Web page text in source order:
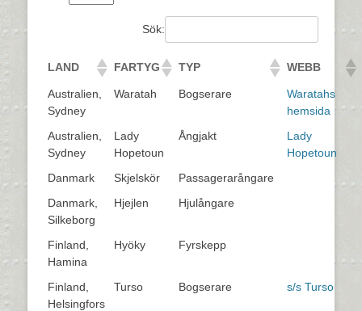
Sök:
LAND FARTYG TYP WEBB
Australien,
Sydney
Waratah Bogserare
Waratahs
hemsida
Australien,
Sydney
Lady
Hopetoun
Ångjakt
Lady
Hopetoun
Danmark
Skjelskör
Passagerarångare
Danmark,
Silkeborg
Hjejlen Hjulångare
Finland,
Hamina
Hyöky Fyrskepp
Finland,
Helsingfors
Turso Bogserare s/s Turso